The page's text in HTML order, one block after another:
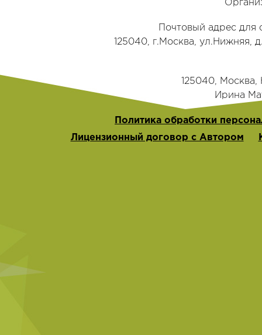
Почтовый адрес для
125040, г.Москва, ул.Нижняя,
125040,
‭Ирина
Политика обработки
Лицензионный договор с Автором